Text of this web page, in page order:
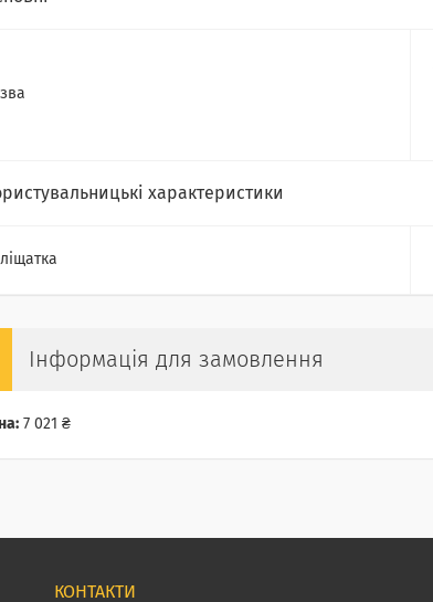
характеристики
Інформація для замовлення
7 021 ₴